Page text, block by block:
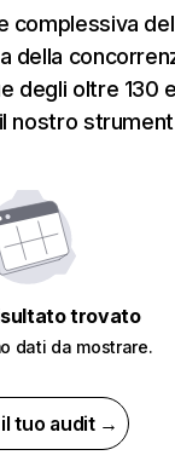
complessiva
della
degli oltre 130
nostro
trovato
dati da mostrare.
tuo audit →